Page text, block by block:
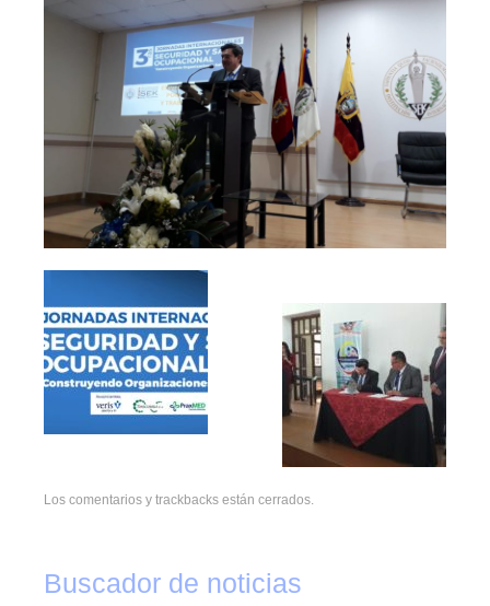
Publicaciones
Publicaciones del CGPSST
Jurisprudencia
Publicaciones de las asociaciones
Publicaciones de otros colectivos
Prevencionistas
Novedades
Novedades del consejo
Novedades de asociaciones
Novedades tecnicas
Formación
Los comentarios y trackbacks están cerrados.
Buscador de noticias